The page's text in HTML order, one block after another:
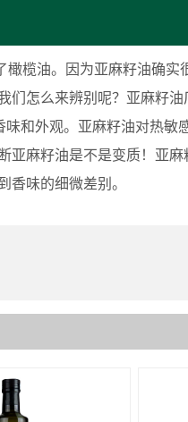
橄榄油。因为亚麻籽油确实
怎么来辨别呢？亚麻籽
和外观。亚麻籽油对热敏
麻籽油是不是变质！亚
香味的细微差别。